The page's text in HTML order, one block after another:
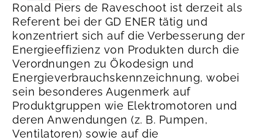
Ronald Piers de Raveschoot ist derzeit als
Referent bei der GD ENER tätig und
konzentriert sich auf die Verbesserung der
Energieeffizienz von Produkten durch die
Verordnungen zu Ökodesign und
Energieverbrauchskennzeichnung, wobei
sein besonderes Augenmerk auf
Produktgruppen wie Elektromotoren und
deren Anwendungen (z. B. Pumpen,
Ventilatoren) sowie auf die